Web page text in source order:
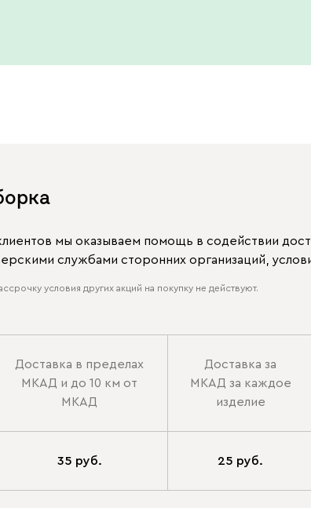
мы оказываем помощь в содействии
службами сторонних организаций,
условия других акций на покупку не действуют.
Доставка в пределах
МКАД и до 10 км от
МКАД
Доставка за
МКАД за каждое
изделие
35 руб. 25 руб.